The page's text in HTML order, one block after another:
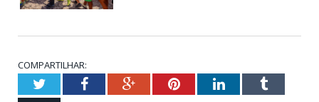
COMPARTILHAR:
TwitterFacebookGoogle+PinterestLinkedInTumblr